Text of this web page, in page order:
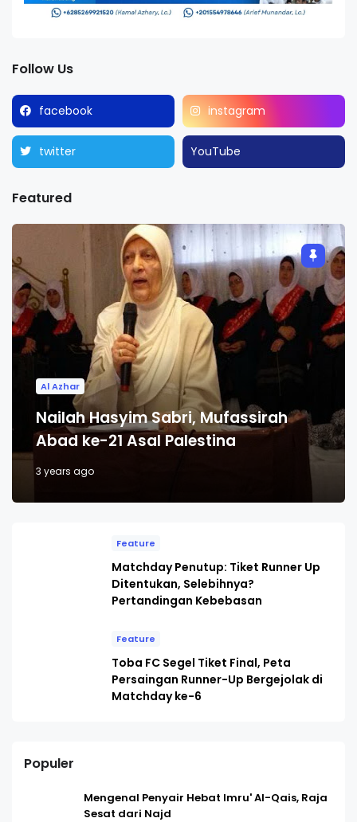
Follow Us
facebook instagram
twitter YouTube
Featured
Al Azhar
Nailah Hasyim Sabri, Mufassirah
Abad ke-21 Asal Palestina
3 years ago
Feature
Matchday Penutup: Tiket Runner Up
Ditentukan, Selebihnya?
Pertandingan Kebebasan
Feature
Toba FC Segel Tiket Final, Peta
Persaingan Runner-Up Bergejolak di
Matchday ke-6
Populer
Mengenal Penyair Hebat Imru' Al-Qais, Raja
Sesat dari Najd